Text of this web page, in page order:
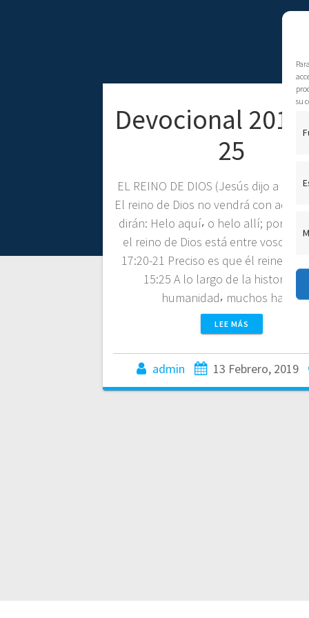
su
Devocional
25
EL REINO DE DIOS (Jesús dijo a los
El reino de Dios no vendrá con
dirán: Helo aquí⸴ o helo allí; porque
el reino de Dios está entre
17:20-21 Preciso es que él reine. 1
15:25 A lo largo de la historia de
humanidad⸴ muchos han…
LEE MÁS
admin 13 Febrero, 2019